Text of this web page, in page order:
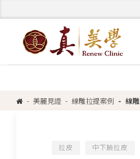
美麗見證 線雕拉提案例 線
拉皮 中下臉拉皮